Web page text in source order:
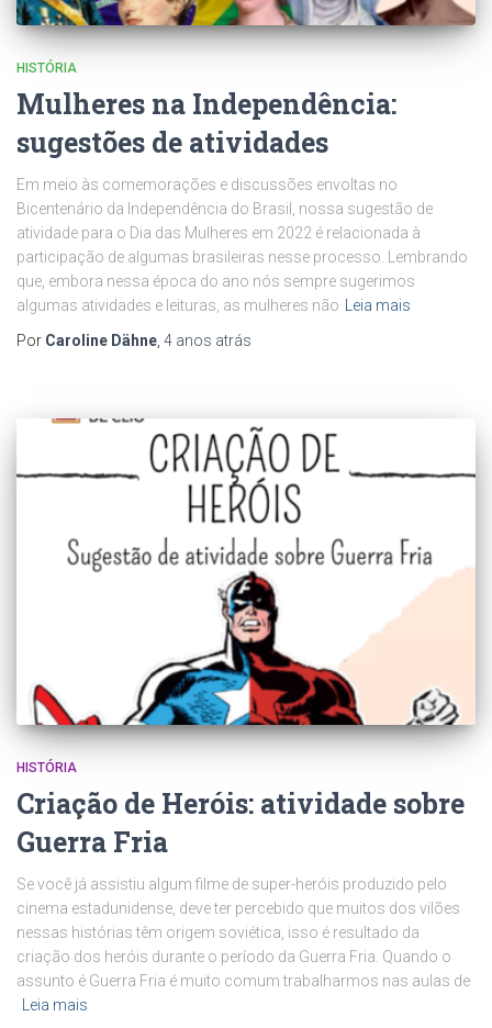
HISTÓRIA
Mulheres na Independência:
sugestões de atividades
Em meio às comemorações e discussões envoltas no
Bicentenário da Independência do Brasil, nossa sugestão de
atividade para o Dia das Mulheres em 2022 é relacionada à
participação de algumas brasileiras nesse processo. Lembrando
que, embora nessa época do ano nós sempre sugerimos
algumas atividades e leituras, as mulheres não
Leia mais
Por Caroline Dähne 4 anos atrás
HISTÓRIA
Criação de Heróis: atividade sobre
Guerra Fria
Se você já assistiu algum filme de super-heróis produzido pelo
cinema estadunidense, deve ter percebido que muitos dos vilões
nessas histórias têm origem soviética, isso é resultado da
criação dos heróis durante o período da Guerra Fria. Quando o
assunto é Guerra Fria é muito comum trabalharmos nas aulas de
Leia mais